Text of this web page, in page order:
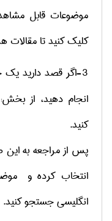
موضوعات قابل
کلیک کنید تا مقالات
3-اگر قصد دارید
انجام دهید، از
کنید.
پس از مراجعه به این
انتخاب کرده و
انگلیسی جستجو کنید.